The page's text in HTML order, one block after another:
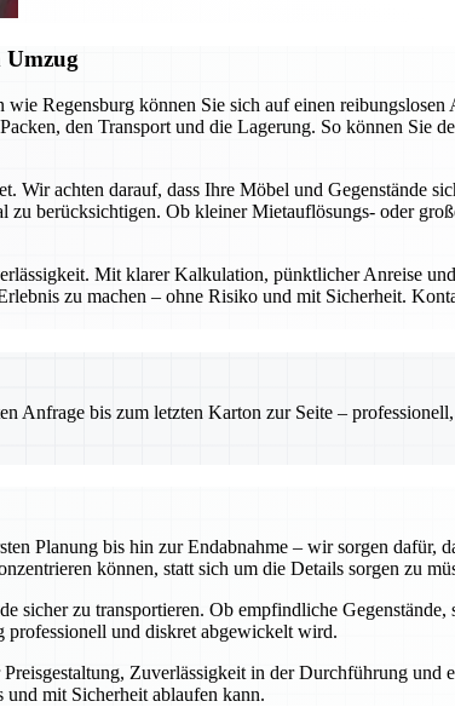
Umzug
Regensburg können Sie sich auf einen reibungslosen
den Transport und die Lagerung. So können Sie
Wir achten darauf, dass Ihre Möbel und Gegenstände
berücksichtigen. Ob kleiner Mietauflösungs- oder
Mit klarer Kalkulation, pünktlicher Anreise
zu machen – ohne Risiko und mit Sicherheit.
Anfrage bis zum letzten Karton zur Seite –
Planung bis hin zur Endabnahme – wir sorgen dafür,
können, statt sich um die Details sorgen zu
sicher zu transportieren. Ob empfindliche
professionell und diskret abgewickelt wird.
Zuverlässigkeit in der Durchführung und
und mit Sicherheit ablaufen kann.